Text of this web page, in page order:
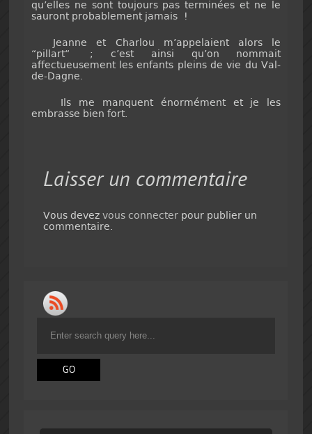
qu’elles ne sont toujours pas terminées et ne le
sauront probablement jamais !
Jeanne et Charlou m’appelaient alors le
“pillart“ ; c’est ainsi qu’on nommait
affectueusement les enfants pleins de vie du Val-
de-Dagne.
Ils me manquent énormément et je les
embrasse bien fort.
Laisser un commentaire
Vous devez vous connecterpour publier un
commentaire.